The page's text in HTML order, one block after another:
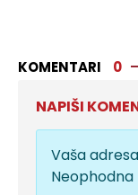
KOMENTARI 0
NAPIŠI
Vaša